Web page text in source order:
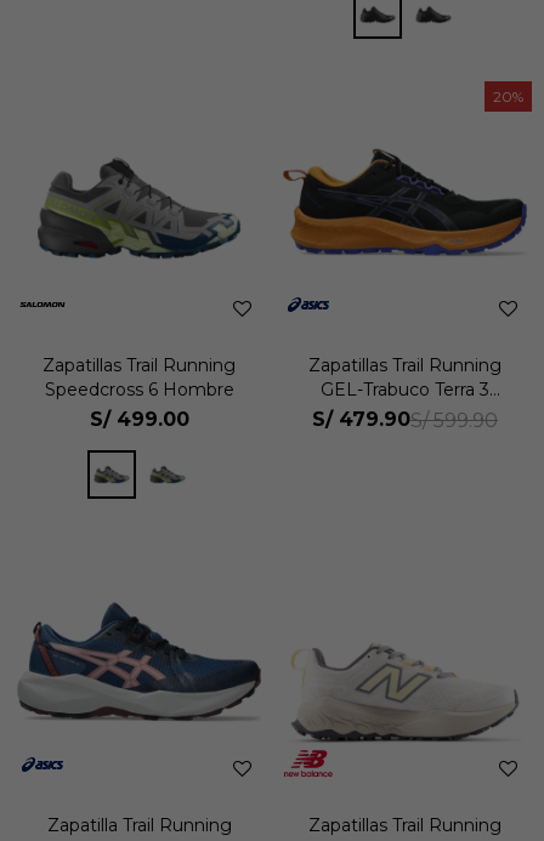
Zapatillas Trail Running
Speedcross 6 Hombre
S/ 499.00
20
Zapatillas Trail Running
GEL-Trabuco Terra 3
Hombre
S/ 479.90S/ 599.90
Zapatilla Trail Running
Zapatillas Trail Running